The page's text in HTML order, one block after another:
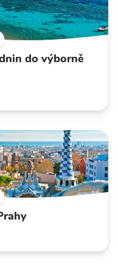
do výborně